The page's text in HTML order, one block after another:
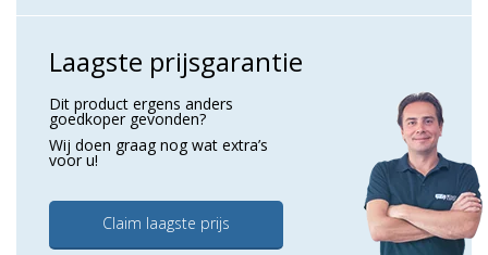
Laagste prijsgarantie
Dit product ergens anders
goedkoper gevonden?
Wij doen graag nog wat extra’s
voor u!
Claim laagste prijs